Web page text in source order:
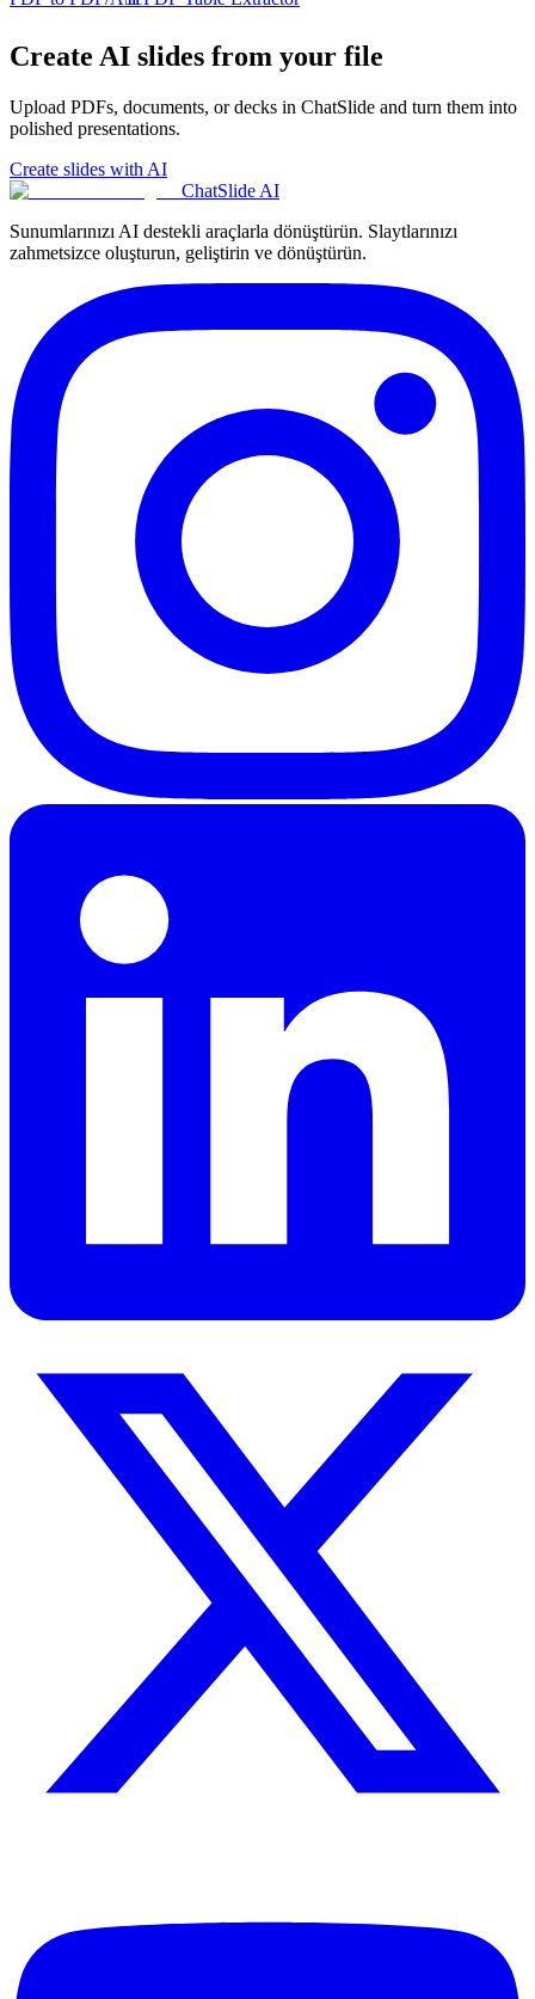
Create AI slides from your file
Upload PDFs, documents, or decks in ChatSlide and turn them into
polished presentations.
Create slides with AI
ChatSlide AI
Sunumlarınızı AI destekli araçlarla dönüştürün. Slaytlarınızı
zahmetsizce oluşturun, geliştirin ve dönüştürün.